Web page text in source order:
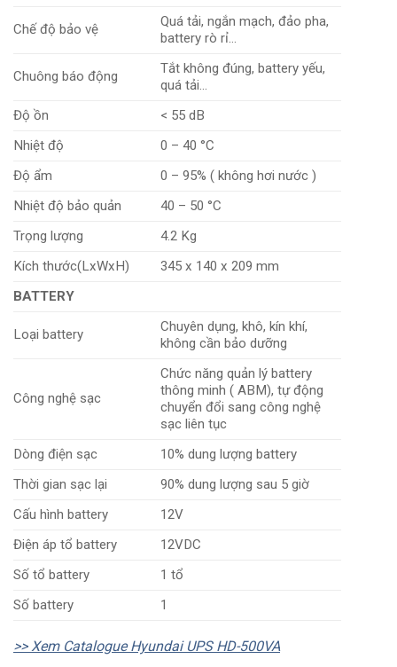
Chế độ bảo vệ
Quá tải, ngắn mạch, đảo pha,
battery rò rỉ…
Chuông báo động
Tắt không đúng, battery yếu,
quá tải…
Độ ồn
< 55 dB
Nhiệt độ
0 – 40 °C
Độ ẩm
0 – 95% ( không hơi nước )
Nhiệt độ bảo quản
40 – 50 °C
Trọng lượng
4.2 Kg
Kích thước(LxWxH)
345 x 140 x 209 mm
BATTERY
Loại battery
Chuyên dụng, khô, kín khí,
không cần bảo dưỡng
Công nghệ sạc
Chức năng quản lý battery
thông minh ( ABM), tự động
chuyển đổi sang công nghệ
sạc liên tục
Dòng điện sạc
10% dung lượng battery
Thời gian sạc lại
90% dung lượng sau 5 giờ
Cấu hình battery
12V
Điện áp tổ battery
12VDC
Số tổ battery
1 tổ
Số battery
1
>> Xem Catalogue Hyundai UPS HD-500VA